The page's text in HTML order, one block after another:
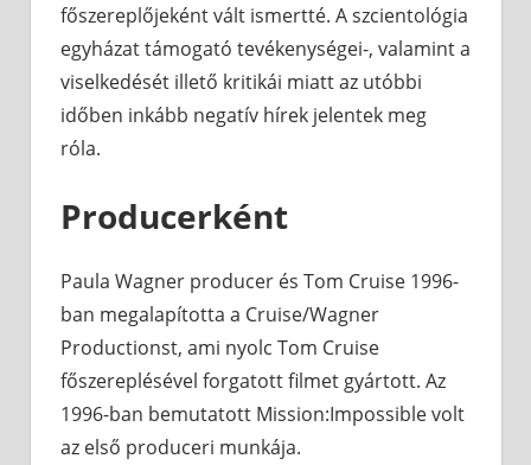
főszereplőjeként vált ismertté. A szcientológia
egyházat támogató tevékenységei-, valamint a
viselkedését illető kritikái miatt az utóbbi
időben inkább negatív hírek jelentek meg
róla.
Producerként
Paula Wagner producer és Tom Cruise 1996-
ban megalapította a Cruise/Wagner
Productionst, ami nyolc Tom Cruise
főszereplésével forgatott filmet gyártott. Az
1996-ban bemutatott Mission:Impossible volt
az első produceri munkája.